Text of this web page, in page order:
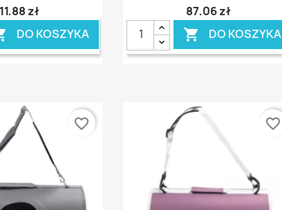
zł
DO KOSZYKA
87,06 zł
 DO KOSZYKA
favorite_border favorite_border